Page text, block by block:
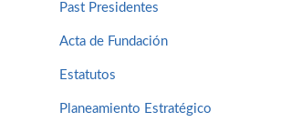
Past Presidentes
Acta de Fundación
Estatutos
Planeamiento Estratégico